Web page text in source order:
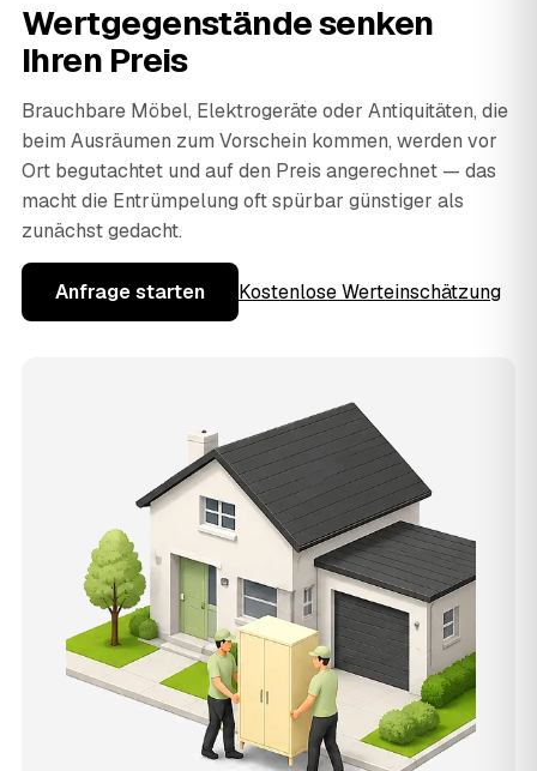
Wertgegenstände senken
Ihren Preis
Brauchbare Möbel, Elektrogeräte oder Antiquitäten, die
beim Ausräumen zum Vorschein kommen, werden vor
Ort begutachtet und auf den Preis angerechnet — das
macht die Entrümpelung oft spürbar günstiger als
zunächst gedacht.
Anfrage starten Kostenlose Werteinschätzung